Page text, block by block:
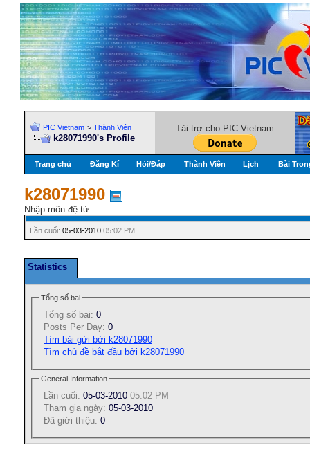
PIC Vietnam > Thành Viên
k28071990's Profile
Tài trợ cho PIC Vietnam
Trang chủ Đăng Kí Hỏi/Ðáp Thành Viên Lịch Bài
k28071990
Nhập môn đệ tử
Lần cuối: 05-03-2010 05:02 PM
Statistics
Tổng số bai
Tổng số bai: 0
Posts Per Day: 0
Tìm bài gửi bởi k28071990
Tìm chủ đề bắt đầu bởi k28071990
General Information
Lần cuối: 05-03-2010 05:02 PM
Tham gia ngày: 05-03-2010
Ðã giới thiệu: 0